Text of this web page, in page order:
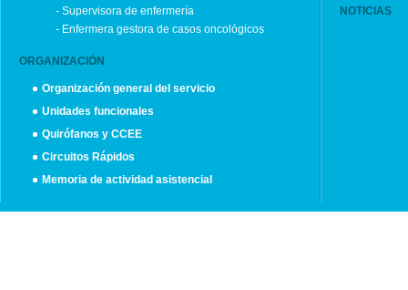
- Supervisora de enfermería
- Enfermera gestora de casos oncológicos
ORGANIZACIÓN
Organización general del servicio
Unidades funcionales
Quirófanos y CCEE
Circuitos Rápidos
Memoria de actividad asistencial
NOTICIAS